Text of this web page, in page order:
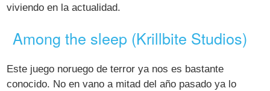
viviendo en la actualidad.
Among the sleep (Krillbite Studios)
Este juego noruego de terror ya nos es bastante
conocido. No en vano a mitad del año pasado ya lo